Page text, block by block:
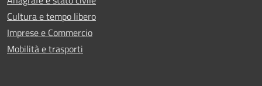
Cultura e tempo libero
Imprese e Commercio
Mobilità e trasporti